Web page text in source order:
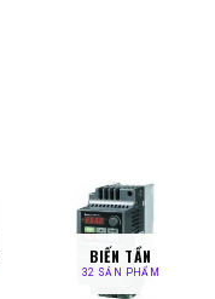
BIẾN TẦN
32 SẢN PHẨM